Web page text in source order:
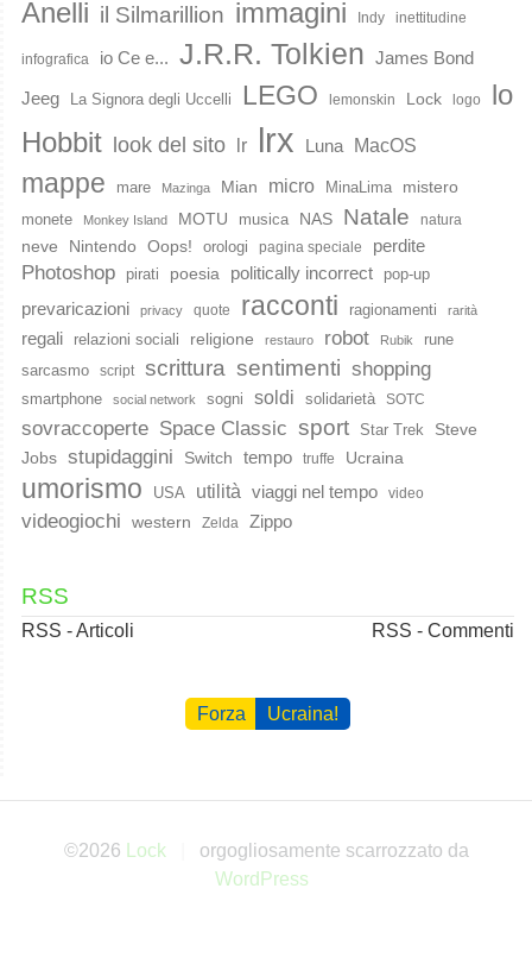
Anelli il Silmarillion immagini Indy inettitudine
infografica io Ce e... J.R.R. Tolkien James Bond
Jeeg La Signora degli Uccelli LEGO lemonskin Lock logo
lo
Hobbit look del sito lr lrx Luna MacOS
mappe mare Mazinga Mian micro MinaLima mistero
monete Monkey Island MOTU musica NAS Natale natura
neve Nintendo Oops! orologi pagina speciale perdite
Photoshop pirati poesia politically incorrect pop-up
prevaricazioni privacy quote racconti ragionamenti rarità
regali relazioni sociali religione restauro robot Rubik
rune
sarcasmo
script scrittura sentimenti shopping
smartphone social network sogni soldi solidarietà SOTC
sovraccoperte Space Classic sport Star Trek
Steve
Jobs stupidaggini Switch tempo truffe Ucraina
umorismo USA utilità viaggi nel tempo video
videogiochi western Zelda Zippo
RSS
RSS - Articoli RSS - Commenti
Forza Ucraina!
©2026 Lock
orgogliosamente scarrozzato da
WordPress